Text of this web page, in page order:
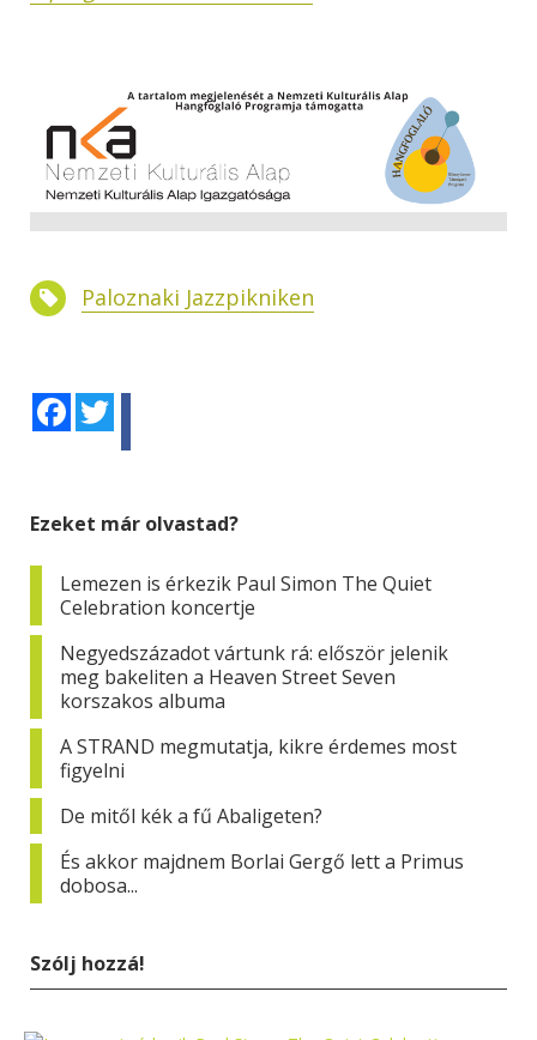
Paloznaki Jazzpikniken
Facebook
Ezeket már olvastad?
Lemezen is érkezik Paul Simon The Quiet
Celebration koncertje
Negyedszázadot vártunk rá: először jelenik
meg bakeliten a Heaven Street Seven
korszakos albuma
A STRAND megmutatja, kikre érdemes most
figyelni
De mitől kék a fű Abaligeten?
És akkor majdnem Borlai Gergő lett a Primus
dobosa...
Szólj hozzá!